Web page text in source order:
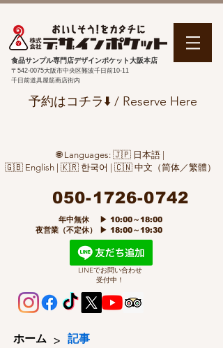
食品サンプル専門店デザインポケット大阪本店
〒542-0075大阪市中央区難波千日前10-11
千日前道具屋筋商店街内
予約はコチラ⬇️ / Reserve Here
🌐 Languages: 🇯🇵 日本語 |
🇬🇧 English | 🇰🇷 한국어 | 🇨🇳 中文（简体／繁體）
050-1726-0742
​ 年中無休 ▶ 10:00～18:00
夜営業（不定休） ▶ 18:00～19:30
LINEでお問い合わせ
受付中！
ホーム > 記事